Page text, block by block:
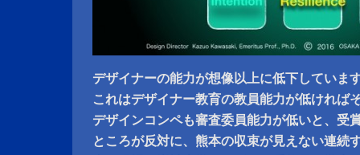
デザイナーの能力が想像以上に低下していま
これはデザイナー教育の教員能力が低ければ
デザインコンペも審査委員能力が低いと、受
ところが反対に、熊本の収束が見えない連続